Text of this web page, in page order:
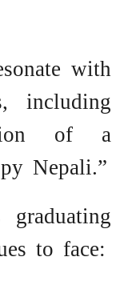
with
including
of a
Nepali.”
to face: